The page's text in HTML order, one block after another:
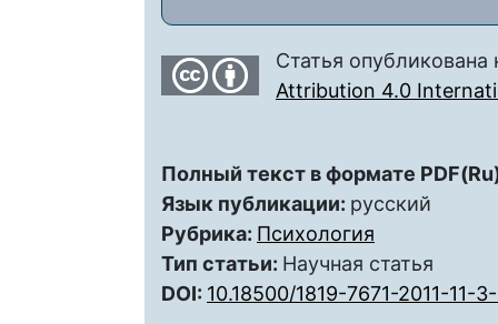
Статья
Attribution 4.0
Полный текст в формате
Язык публикации: русский
Рубрика: Психология
Тип статьи: Научная статья
DOI: 10.18500/1819-7671-2011-11-